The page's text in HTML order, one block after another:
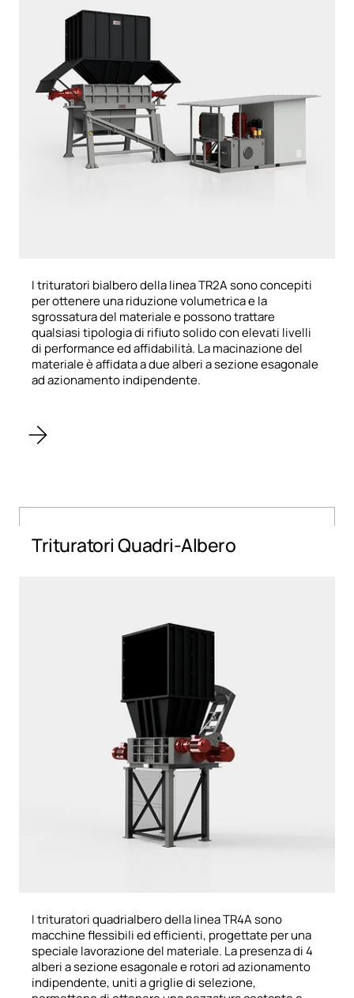
I trituratori bialbero della linea TR2A sono concepiti
per ottenere una riduzione volumetrica e la
sgrossatura del materiale e possono trattare
qualsiasi tipologia di rifiuto solido con elevati livelli
di performance ed affidabilità. La macinazione del
materiale è affidata a due alberi a sezione esagonale
ad azionamento indipendente.
Trituratori Quadri-Albero
I trituratori quadrialbero della linea TR4A sono
macchine flessibili ed efficienti, progettate per una
speciale lavorazione del materiale. La presenza di 4
alberi a sezione esagonale e rotori ad azionamento
indipendente, uniti a griglie di selezione,